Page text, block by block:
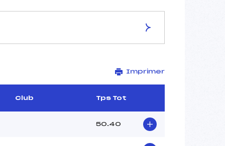
–
2683
Imprimer
Club Tps Tot
50.40